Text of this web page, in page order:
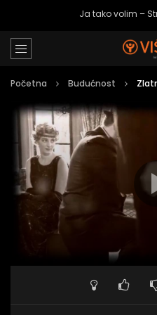
Ja tako volim –
Početna Budućnost